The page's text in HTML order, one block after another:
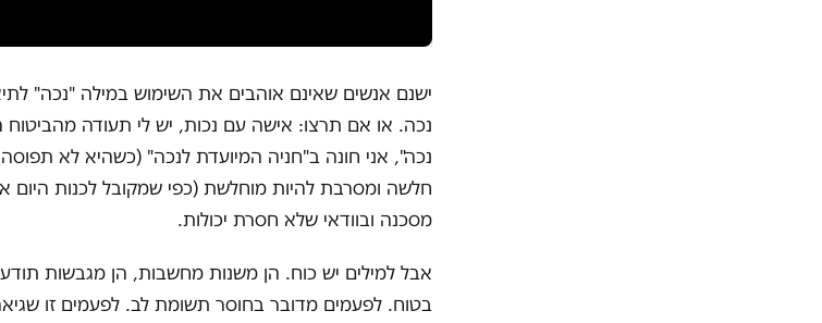
ישנם אנשים שאינם אוהבים את השימוש במילה "נכה"
נכה. או אם תרצו: אישה עם נכות, יש לי תעודה
נכה", אני חונה ב"חניה המיועדת לנכה" (כשהיא לא
חלשה ומסרבת להיות מוחלשת (כפי שמקובל לכנות היום
מסכנה ובוודאי שלא חסרת יכולות.
אבל למילים יש כוח. הן משנות מחשבות, הן מגבשות
בטוח. לפעמים מדובר בחוסר תשומת לב. לפעמים זו